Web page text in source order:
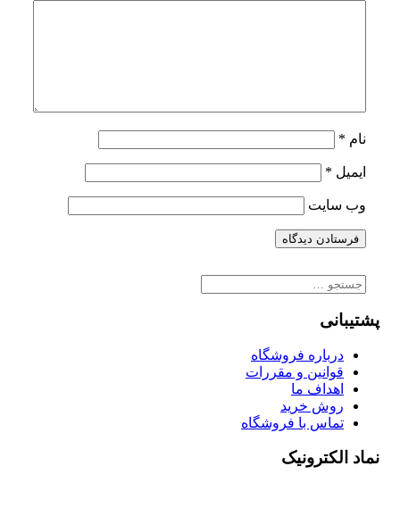
نام*
ایمیل *
وب‌ سایت
جستجو
پشتیبانی
درباره فروشگاه
قوانین و مقررات
اهداف ما
روش خرید
تماس با فروشگاه
نماد الکترونیک